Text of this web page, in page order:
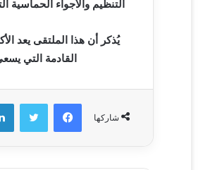
التنظيم والأجواء
يُذكر أن هذا الملتقى يعد
القادمة التي
شاركها
فيسبوك تويتر